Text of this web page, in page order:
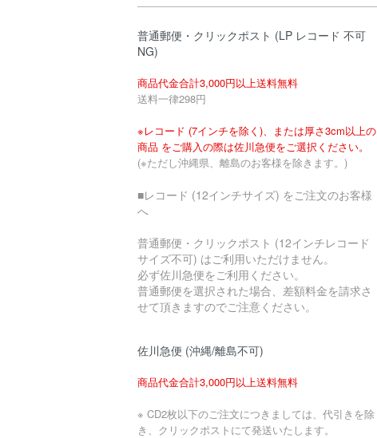
普通郵便・クリックポスト (LP レコード 不可
NG)
商品代金合計3,000円以上送料無料
送料一律298円
※レコード (7インチを除く)、または厚さ3cm以上の
商品 をご購入の際は佐川急便をご選択ください。
(※ただし沖縄県、離島のお客様を除きます。)
■レコード (12インチサイズ) をご注文のお客様
へ
普通郵便・クリックポスト (12インチレコード
サイズ不可) はご利用いただけません。
必ず佐川急便をご利用ください。
普通郵便を選択された場合、差額料金を請求さ
せて頂きますのでご注意ください。
佐川急便 (沖縄/離島不可)
商品代金合計3,000円以上送料無料
※ CD2枚以下のご注文につきましては、代引きを除
き、クリックポストにて発送いたします。